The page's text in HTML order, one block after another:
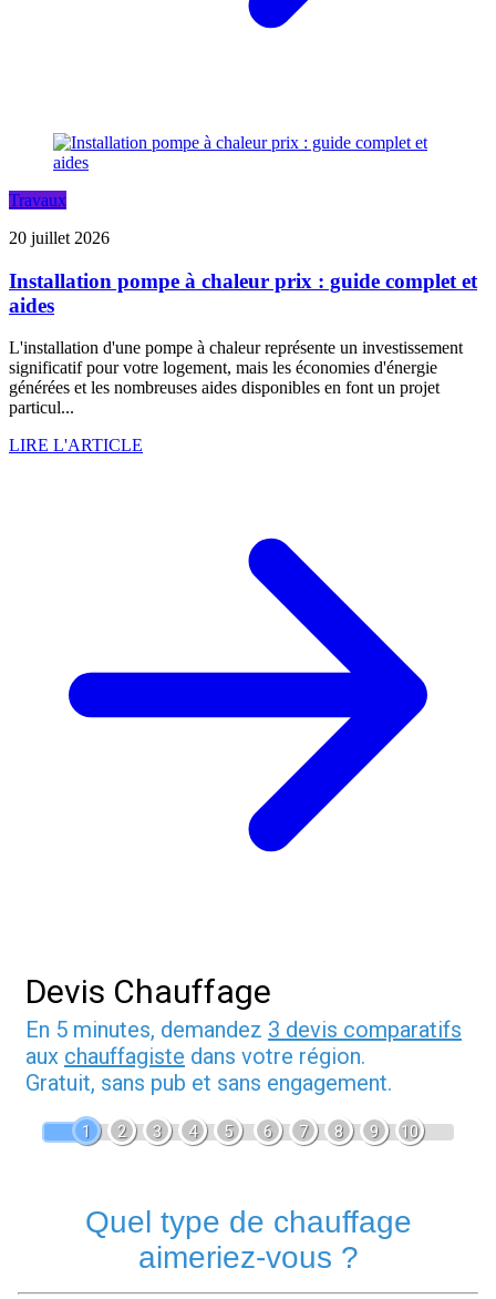
Travaux
20 juillet 2026
Installation pompe à chaleur prix : guide complet et
aides
L'installation d'une pompe à chaleur représente un investissement
significatif pour votre logement, mais les économies d'énergie
générées et les nombreuses aides disponibles en font un projet
particul...
LIRE L'ARTICLE
Devis Chauffage
En 5 minutes, demandez 3 devis comparatifs
aux chauffagiste dans votre région.
Gratuit, sans pub et sans engagement.
1 2 3 4 5 6 7 8 9 10
Quel type de chauffage
aimeriez-vous ?